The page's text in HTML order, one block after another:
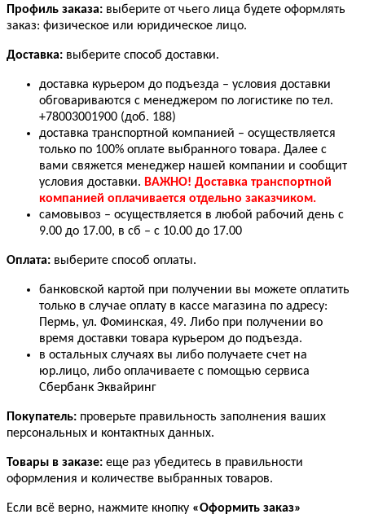
Профиль заказа: выберите от чьего лица будете оформлять
заказ: физическое или юридическое лицо.
Доставка: выберите способ доставки.
доставка курьером до подъезда – условия доставки
обговариваются с менеджером по логистике по тел.
+78003001900 (доб. 188)
доставка транспортной компанией – осуществляется
только по 100% оплате выбранного товара. Далее с
вами свяжется менеджер нашей компании и сообщит
условия доставки. ВАЖНО! Доставка транспортной
компанией оплачивается отдельно заказчиком.
самовывоз – осуществляется в любой рабочий день с
9.00 до 17.00, в сб – с 10.00 до 17.00
Оплата: выберите способ оплаты.
банковской картой при получении вы можете оплатить
только в случае оплату в кассе магазина по адресу:
Пермь, ул. Фоминская, 49. Либо при получении во
время доставки товара курьером до подъезда.
в остальных случаях вы либо получаете счет на
юр.лицо, либо оплачиваете с помощью сервиса
Сбербанк Эквайринг
Покупатель: проверьте правильность заполнения ваших
персональных и контактных данных.
Товары в заказе: еще раз убедитесь в правильности
оформления и количестве выбранных товаров.
Если всё верно, нажмите кнопку «Оформить заказ»